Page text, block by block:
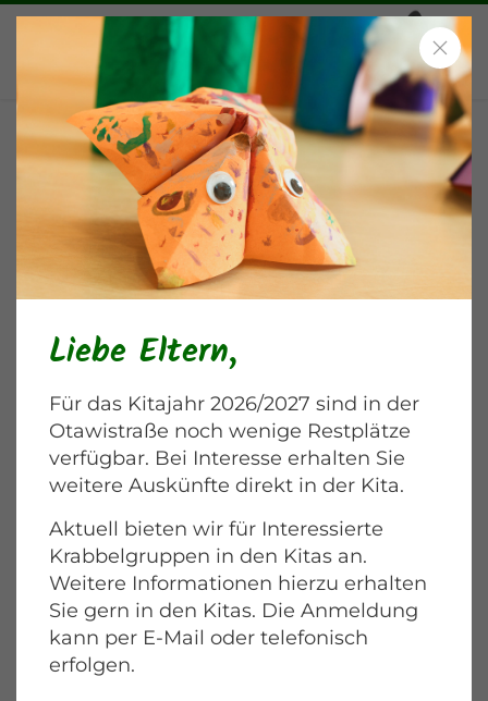
Projektes „Gefühle“
Blankenburger Chaussee
Liebe Eltern,
Für das Kitajahr 2026/2027 sind in der
Otawistraße noch wenige Restplätze
verfügbar. Bei Interesse erhalten Sie
weitere Auskünfte direkt in der Kita.
Aktuell bieten wir für Interessierte
Krabbelgruppen in den Kitas an.
Weitere Informationen hierzu erhalten
Sie gern in den Kitas. Die Anmeldung
kann per E-Mail oder telefonisch
erfolgen.